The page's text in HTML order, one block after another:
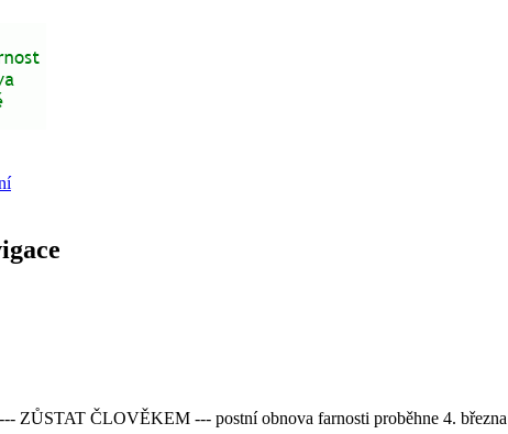
--- ZŮSTAT ČLOVĚKEM --- postní obnova farnosti proběhne 4. března